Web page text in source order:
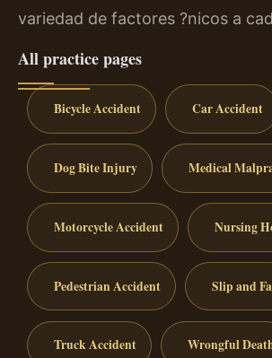
variedad de factores ?nicos a
All practice pages
Bicycle Accident Car Accident
Dog Bite Injury Medical
Motorcycle Accident Nursing
Pedestrian Accident Slip and
Truck Accident Wrongful